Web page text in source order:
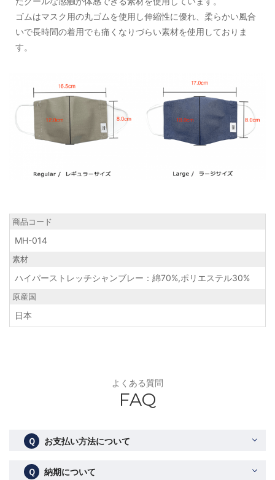
ゴムはマスク用の丸ゴムを使用し伸縮性に優れ、柔らかい風合
いで長時間の着用でも痛くなりづらい素材を使用しておりま
す。
商品コード
MH-014
素材
ハイパーストレッチシャンブレー：綿70%,ポリエステル30%
原産国
日本
よくある質問
FAQ
Ｑ お支払い方法について
Ｑ 納期について